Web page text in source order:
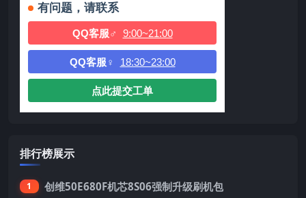
有问题，请联系
QQ客服♂ 9:00~21:00
QQ客服♀ 18:30~23:00
点此提交工单
排行榜展示
1 创维50E680F机芯8S06强制升级刷机包